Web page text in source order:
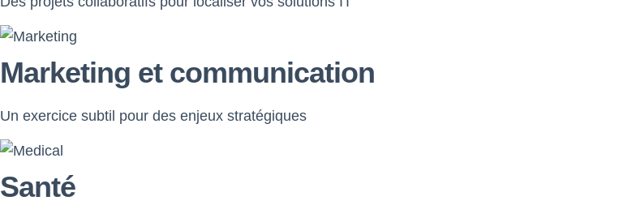
Marketing et communication
Un exercice subtil pour des enjeux stratégiques
Santé